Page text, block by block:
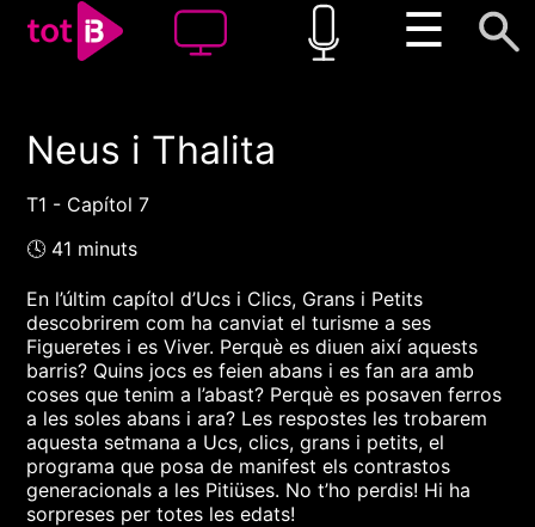
☰
00:00 00:00
Neus i Thalita
T1 - Capítol 7
🕓 41 minuts
En l’últim capítol d’Ucs i Clics, Grans i Petits
descobrirem com ha canviat el turisme a ses
Figueretes i es Viver. Perquè es diuen així aquests
barris? Quins jocs es feien abans i es fan ara amb
coses que tenim a l’abast? Perquè es posaven ferros
a les soles abans i ara? Les respostes les trobarem
aquesta setmana a Ucs, clics, grans i petits, el
programa que posa de manifest els contrastos
generacionals a les Pitiüses. No t’ho perdis! Hi ha
sorpreses per totes les edats!